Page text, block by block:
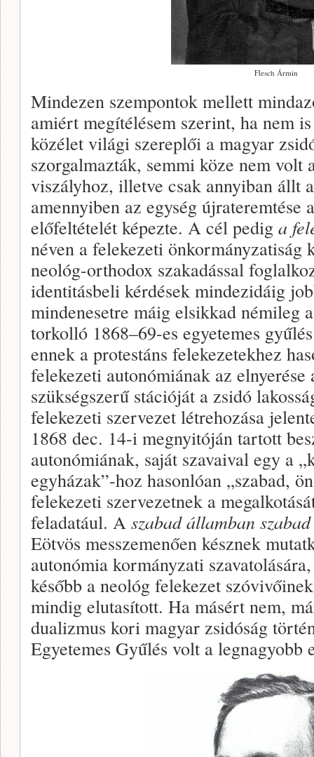
Flesch Ármin
Mindezen szempontok mellett
amiért megítélésem szerint, ha nem
közélet világi szereplői a magyar
szorgalmazták, semmi köze nem volt
viszályhoz, illetve csak annyiban állt
amennyiben az egység újrateremtése
előfeltételét képezte. A cél pedig a
néven a felekezeti
neológ-orthodox szakadással
identitásbeli kérdések mindezidáig
mindenesetre máig elsikkad némileg
torkolló 1868–69-es egyetemes
ennek a protestáns felekezetekhez
felekezeti autonómiának az
szükségszerű stációját a zsidó
felekezeti szervezet létrehozása
1868 dec. 14-i megnyitóján tartott
autonómiának, saját szavaival egy a
egyházak”-hoz hasonlóan „szabad,
felekezeti szervezetnek a
feladatául. A szabad államban
Eötvös messzemenően késznek
autonómia kormányzati
később a neológ felekezet
mindig elutasított. Ha másért nem,
dualizmus kori magyar zsidóság
Egyetemes Gyűlés volt a legnagyobb